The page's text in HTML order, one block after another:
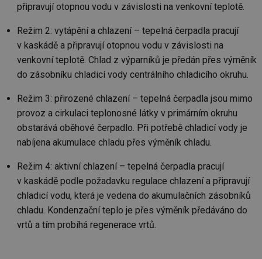
připravují otopnou vodu v závislosti na venkovní teplotě.
Režim 2: vytápění a chlazení – tepelná čerpadla pracují
v kaskádě a připravují otopnou vodu v závislosti na
venkovní teplotě. Chlad z výparníků je předán přes výměník
do zásobníku chladicí vody centrálního chladicího okruhu.
Režim 3: přirozené chlazení – tepelná čerpadla jsou mimo
provoz a cirkulaci teplonosné látky v primárním okruhu
obstarává oběhové čerpadlo. Při potřebě chladicí vody je
nabíjena akumulace chladu přes výměník chladu.
Režim 4: aktivní chlazení – tepelná čerpadla pracují
v kaskádě podle požadavku regulace chlazení a připravují
chladicí vodu, která je vedena do akumulačních zásobníků
chladu. Kondenzační teplo je přes výměník předáváno do
vrtů a tím probíhá regenerace vrtů.